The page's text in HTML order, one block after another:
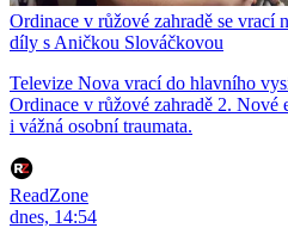
Ordinace v růžové zahradě se
díly s Aničkou Slováčkovou
Televize Nova vrací do hlavního
Ordinace v růžové zahradě 2. Nové
i vážná osobní traumata.
ReadZone
dnes, 14:54